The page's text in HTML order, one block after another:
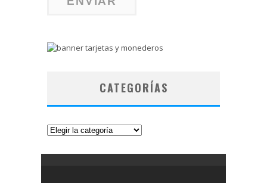
CATEGORÍAS
Categorías